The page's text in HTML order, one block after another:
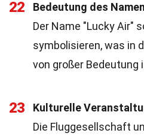
22
Bedeutung des
Der Name "Lucky Air"
symbolisieren, was in
von großer Bedeutung
23
Kulturelle
Die Fluggesellschaft